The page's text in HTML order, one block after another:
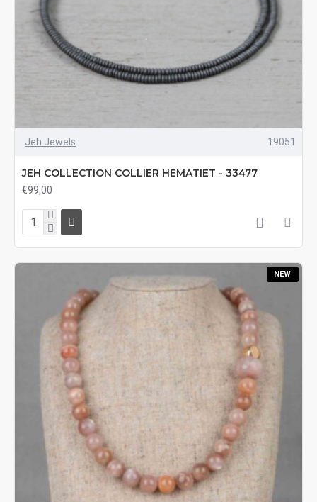
Jeh Jewels 19051
JEH COLLECTION COLLIER HEMATIET - 33477
€99,00
NEW